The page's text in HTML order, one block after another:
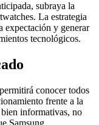
subraya la
La estrategia
expectación y generar
tecnológicos.
conocer todos
frente a la
informativas, no
Samsung